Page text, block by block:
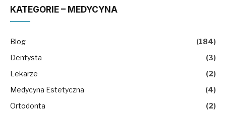
KATEGORIE – MEDYCYNA
Blog
(184)
Dentysta
(3)
Lekarze
(2)
Medycyna Estetyczna
(4)
Ortodonta
(2)